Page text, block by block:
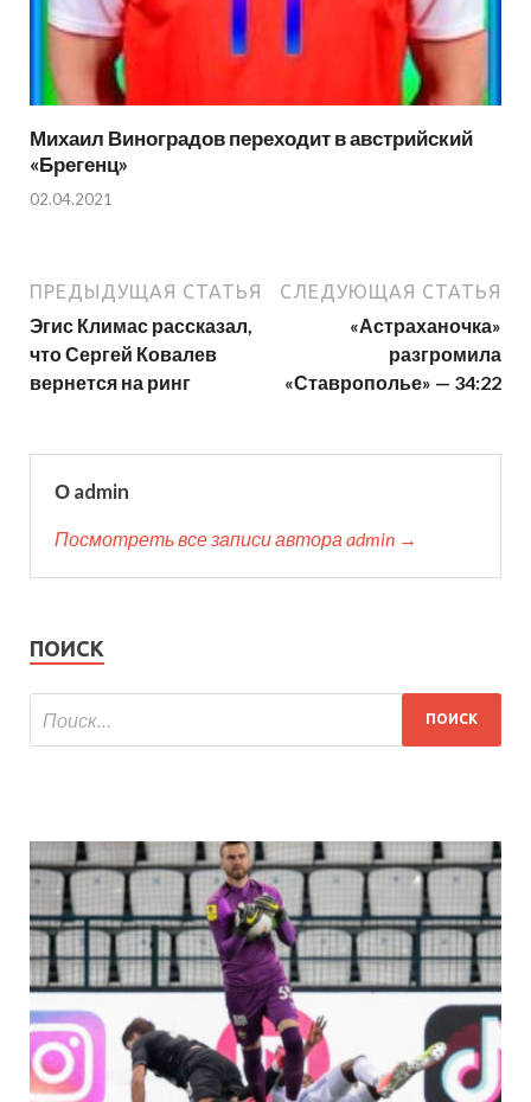
Михаил Виноградов переходит в австрийский
«Брегенц»
02.04.2021
ПРЕДЫДУЩАЯ СТАТЬЯ
Эгис Климас рассказал,
что Сергей Ковалев
вернется на ринг
СЛЕДУЮЩАЯ СТАТЬЯ
«Астраханочка»
разгромила
«Ставрополье» — 34:22
О admin
Посмотреть все записи автора admin →
ПОИСК